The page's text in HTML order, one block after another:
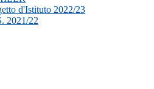
d'Istituto 2022/23
2021/22